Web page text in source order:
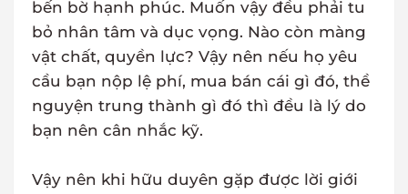
bến bờ hạnh phúc. Muốn vậy đều phải tu
bỏ nhân tâm và dục vọng. Nào còn màng
vật chất, quyền lực? Vậy nên nếu họ yêu
cầu bạn nộp lệ phí, mua bán cái gì đó, thề
nguyện trung thành gì đó thì đều là lý do
bạn nên cân nhắc kỹ.
Vậy nên khi hữu duyên gặp được lời giới